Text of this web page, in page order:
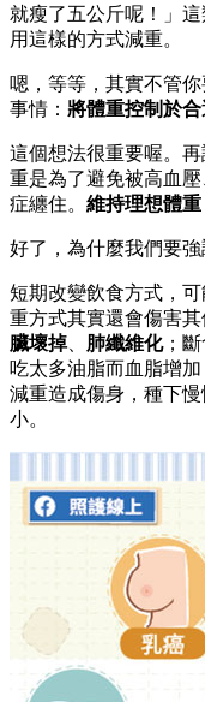
就瘦了五公斤呢！」
用這樣的方式減重。
嗯，等等，其實不管
事情： 將體重控制於合
這個想法很重要喔。
重是為了避免被高血
症纏住。 維持理想體重
好了，為什麼我們要強
短期改變飲食方式，
重方式其實還會傷害
臟壞掉、 肺纖維化；斷
吃太多油脂而血脂增
減重造成傷身，種下
小。